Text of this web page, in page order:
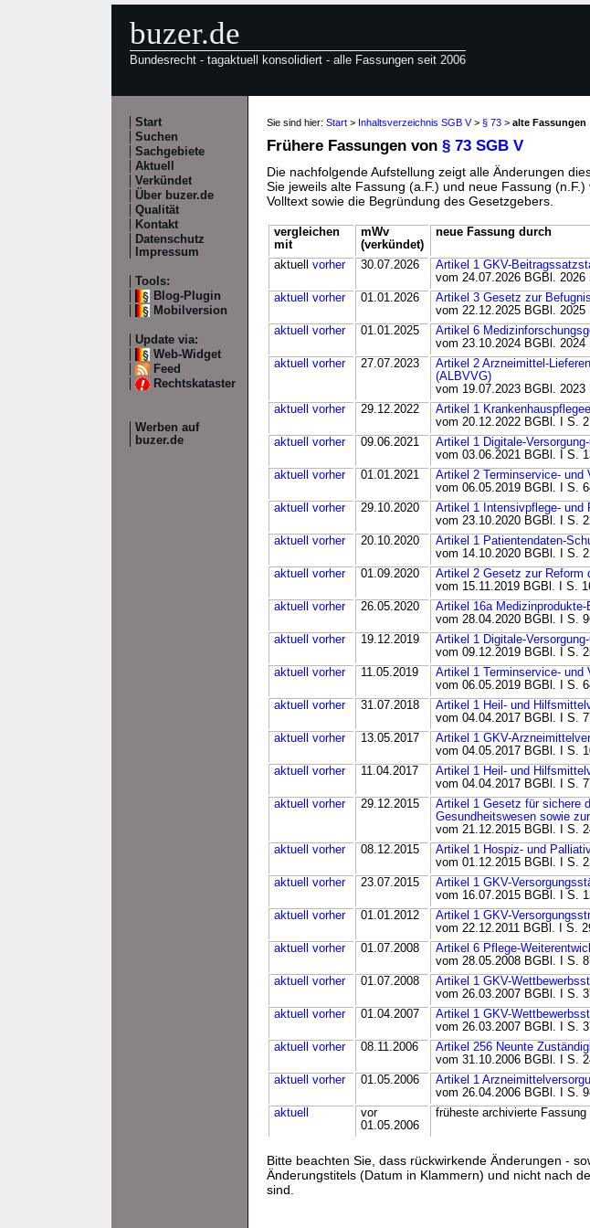
buzer.de
Bundesrecht - tagaktuell konsolidiert - alle Fassungen seit 2006
Start
Suchen
Sachgebiete
Aktuell
Verkündet
Über buzer.de
Qualität
Kontakt
Datenschutz
Impressum
Tools:
Blog-Plugin
Mobilversion
Update via:
Web-Widget
Feed
Rechtskataster
Werben auf
buzer.de
Sie sind hier: Start > Inhaltsverzeichnis SGB V> § 73 > alte Fassungen
Frühere Fassungen von § 73 SGB V
Die nachfolgende Aufstellung zeigt alle Änderungen
Sie jeweils alte Fassung (a.F.) und neue Fassung
Volltext sowie die Begründung des Gesetzgebers.
vergleichen
mit
mWv
(verkündet)
neue Fassung durch
aktuell vorher 30.07.2026
Artikel 1 GKV-
vom 24.07.2026 BGBl. 2026
aktuell
vorher 01.01.2026
Artikel 3 Gesetz zur
vom 22.12.2025 BGBl. 2025
aktuell
vorher 01.01.2025
Artikel 6
vom 23.10.2024 BGBl. 2024
aktuell
vorher 27.07.2023
Artikel 2 Arzneimittel-
(ALBVVG)
vom 19.07.2023 BGBl. 2023
aktuell
vorher 29.12.2022
Artikel 1
vom 20.12.2022 BGBl. I S.
aktuell
vorher 09.06.2021
Artikel 1 Digitale-
vom 03.06.2021 BGBl. I S.
aktuell
vorher 01.01.2021
Artikel 2 Terminservice- und
vom 06.05.2019 BGBl. I S.
aktuell
vorher 29.10.2020
Artikel 1 Intensivpflege- und
vom 23.10.2020 BGBl. I S.
aktuell
vorher 20.10.2020
Artikel 1 Patientendaten-
vom 14.10.2020 BGBl. I S.
aktuell
vorher 01.09.2020
Artikel 2 Gesetz zur Reform
vom 15.11.2019 BGBl. I S.
aktuell
vorher 26.05.2020
Artikel 16a
vom 28.04.2020 BGBl. I S.
aktuell
vorher 19.12.2019
Artikel 1 Digitale-
vom 09.12.2019 BGBl. I S.
aktuell
vorher 11.05.2019
Artikel 1 Terminservice- und
vom 06.05.2019 BGBl. I S.
aktuell
vorher 31.07.2018
Artikel 1 Heil- und
vom 04.04.2017 BGBl. I S.
aktuell
vorher 13.05.2017
Artikel 1 GKV-
vom 04.05.2017 BGBl. I S.
aktuell
vorher 11.04.2017
Artikel 1 Heil- und
vom 04.04.2017 BGBl. I S.
aktuell
vorher 29.12.2015
Artikel 1 Gesetz für sichere
Gesundheitswesen sowie
vom 21.12.2015 BGBl. I S.
aktuell
vorher 08.12.2015
Artikel 1 Hospiz- und
vom 01.12.2015 BGBl. I S.
aktuell
vorher 23.07.2015
Artikel 1 GKV-
vom 16.07.2015 BGBl. I S.
aktuell
vorher 01.01.2012
Artikel 1 GKV-
vom 22.12.2011 BGBl. I S.
aktuell
vorher 01.07.2008
Artikel 6 Pflege-
vom 28.05.2008 BGBl. I S.
aktuell
vorher 01.07.2008
Artikel 1 GKV-
vom 26.03.2007 BGBl. I S.
aktuell
vorher 01.04.2007
Artikel 1 GKV-
vom 26.03.2007 BGBl. I S.
aktuell
vorher 08.11.2006
Artikel 256 Neunte
vom 31.10.2006 BGBl. I S.
aktuell
vorher 01.05.2006
Artikel 1
vom 26.04.2006 BGBl. I S.
aktuell
vor
01.05.2006
früheste archivierte Fassung
Bitte beachten Sie, dass rückwirkende Änderungen -
Änderungstitels (Datum in Klammern) und nicht nach
sind.